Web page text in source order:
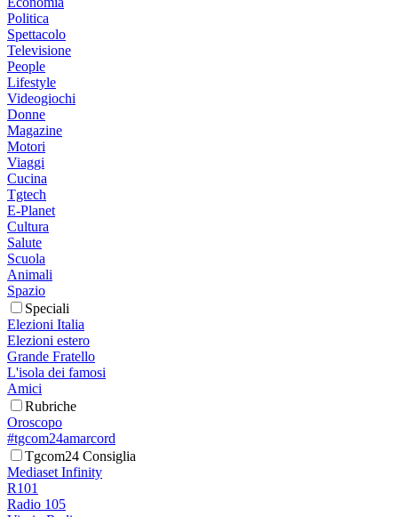
Politica
Spettacolo
Televisione
People
Lifestyle
Videogiochi
Donne
Magazine
Motori
Viaggi
Cucina
Tgtech
E-Planet
Cultura
Salute
Scuola
Animali
Spazio
Speciali
Elezioni Italia
Elezioni estero
Grande Fratello
L'isola dei famosi
Amici
Rubriche
Oroscopo
#tgcom24amarcord
Tgcom24 Consiglia
Mediaset Infinity
R101
Radio 105